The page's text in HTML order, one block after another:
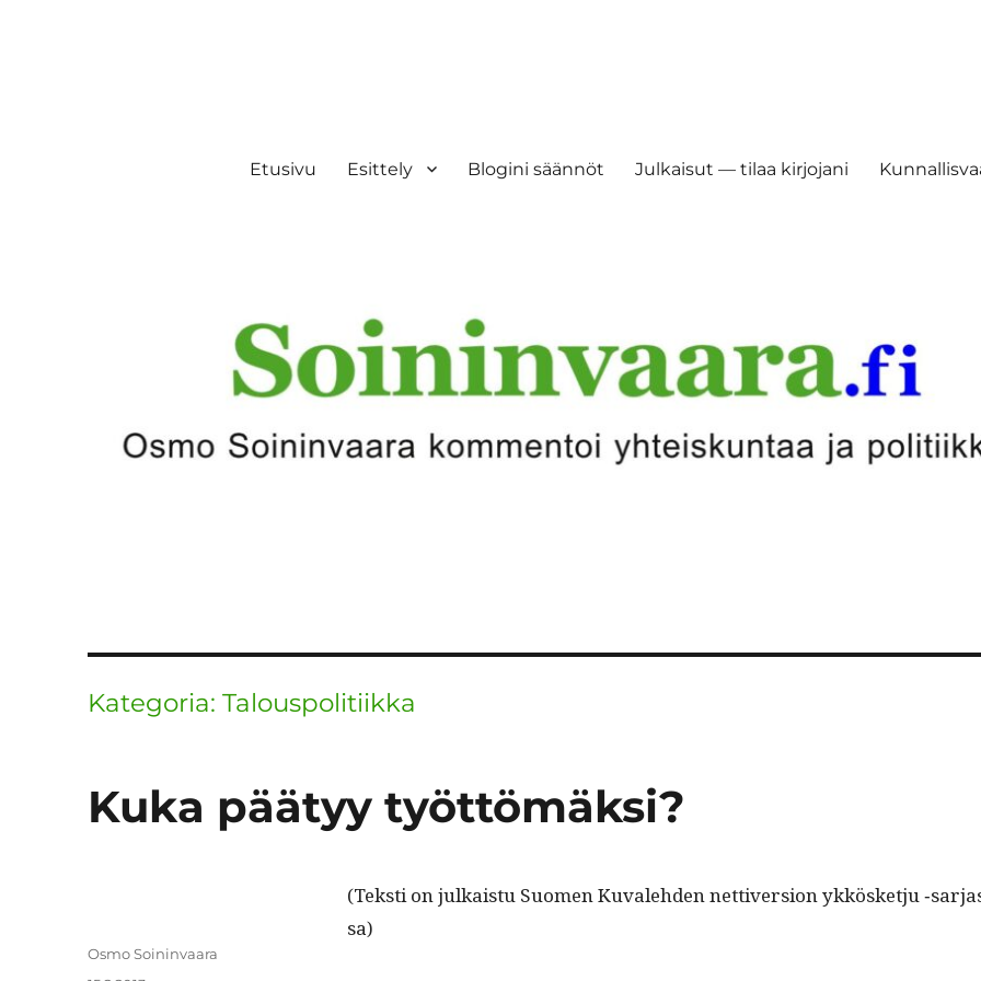
Etusivu Esittely Blogini säännöt Julkaisut — tilaa kirjojani
Kategoria:Talouspolitiikka
Kuka päätyy työttömäksi?
(Tek­sti on julka­istu Suomen Kuvale­hden net­tiver­sion ykkös­ketju
sa)
Kirjoittaja
Osmo Soininvaara